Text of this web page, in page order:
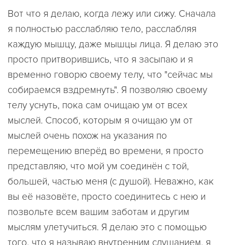
Вот что я делаю, когда лежу или сижу. Сначала
я полностью расслабляю тело, расслабляя
каждую мышцу, даже мышцы лица. Я делаю это
просто притворившись, что я засыпаю и я
временно говорю своему телу, что "сейчас мы
собираемся вздремнуть". Я позволяю своему
телу уснуть, пока сам очищаю ум от всех
мыслей. Способ, которым я очищаю ум от
мыслей очень похож на указания по
перемещению вперёд во времени, я просто
представляю, что мой ум соединён с той,
бoльшей, частью меня (с душой). Неважно, как
вы её назовёте, просто соединитесь с нею и
позвольте всем вашим заботам и другим
мыслям улетучиться. Я делаю это с помощью
того, что я называю внутренним слушанием, я